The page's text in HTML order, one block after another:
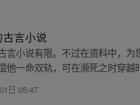
言小说
言小说有限。不过在资料中，
他一命双轨，可在濒死之时穿越
日 05:47